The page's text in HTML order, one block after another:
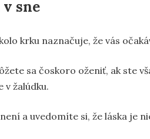
v sne
krku naznačuje, že vás
sa čoskoro oženiť, ak ste
v žalúdku.
a uvedomíte si, že láska je